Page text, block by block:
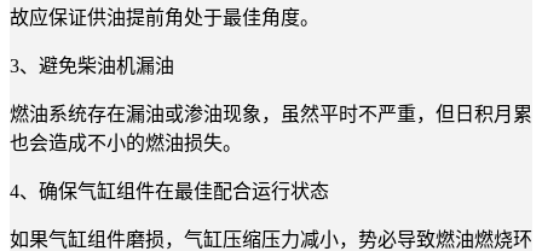
故应保证供油提前角处于最佳角度。
3、避免柴油机漏油
燃油系统存在漏油或渗油现象，虽然平时不严重，但日积月累
也会造成不小的燃油损失。
4、确保气缸组件在最佳配合运行状态
如果气缸组件磨损，气缸压缩压力减小，势必导致燃油燃烧环